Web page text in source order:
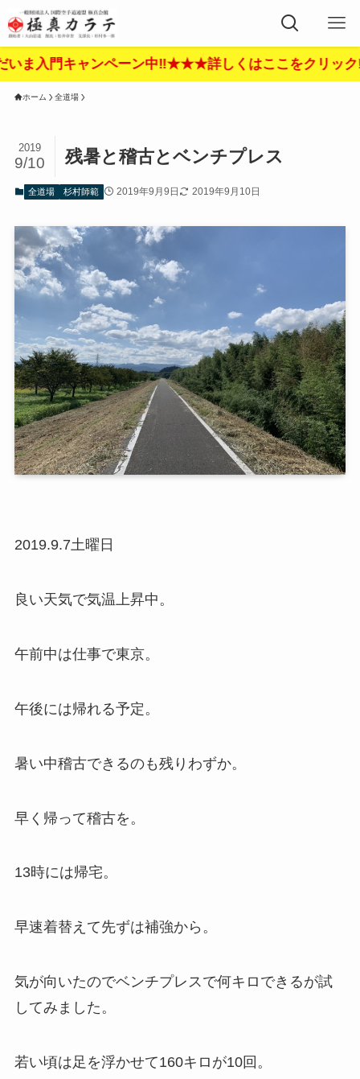
ンペーン中‼︎★★★詳しくはここをクリック‼︎★★★
ホーム 全道場
残暑と稽古とベンチプレス
2019
9/10
全道場 杉村師範 2019年9月9日 2019年9月10日
2019.9.7土曜日
良い天気で気温上昇中。
午前中は仕事で東京。
午後には帰れる予定。
暑い中稽古できるのも残りわずか。
早く帰って稽古を。
13時には帰宅。
早速着替えて先ずは補強から。
気が向いたのでベンチプレスで何キロできるが試
してみました。
若い頃は足を浮かせて160キロが10回。